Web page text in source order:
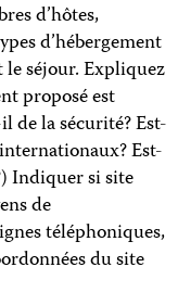
d’hôtes,
d’hébergement
séjour. Expliquez
proposé est
de la sécurité? Est-
Est-
Indiquer si site
de
téléphoniques,
du site